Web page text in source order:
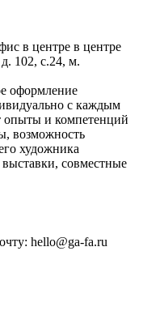
в центре в центре
102, с.24, м.
оформление
с каждым
опыты и компетенций
возможность
художника
совместные
hello@ga-fa.ru